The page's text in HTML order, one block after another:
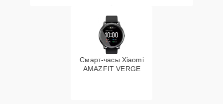
Смарт-часы Xiaomi
AMAZFIT VERGE